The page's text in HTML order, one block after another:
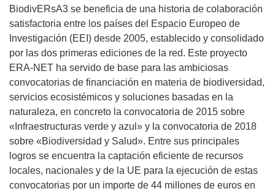
BiodivERsA3 se beneficia de una historia de colaboración
satisfactoria entre los países del Espacio Europeo de
Investigación (EEI) desde 2005, establecido y consolidado
por las dos primeras ediciones de la red. Este proyecto
ERA-NET ha servido de base para las ambiciosas
convocatorias de financiación en materia de biodiversidad,
servicios ecosistémicos y soluciones basadas en la
naturaleza, en concreto la convocatoria de 2015 sobre
«Infraestructuras verde y azul» y la convocatoria de 2018
sobre «Biodiversidad y Salud». Entre sus principales
logros se encuentra la captación eficiente de recursos
locales, nacionales y de la UE para la ejecución de estas
convocatorias por un importe de 44 millones de euros en